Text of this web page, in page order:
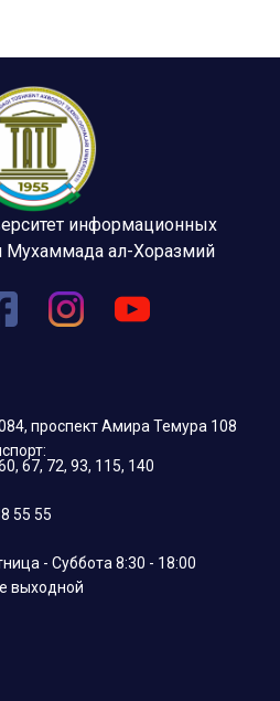
информационных
Мухаммада ал-Хоразмий
проспект Амира Темура 108
67, 72, 93, 115, 140
55 55
- Суббота 8:30 - 18:00
выходной